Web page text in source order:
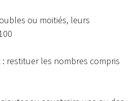
ou moitiés, leurs
les nombres compris